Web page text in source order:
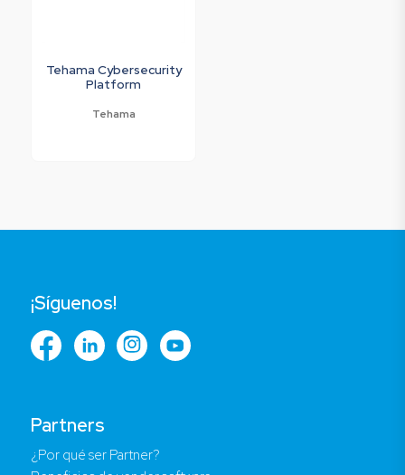
Tehama Cybersecurity
Platform
Tehama
Partners
¿Por qué ser Partner?
¡Síguenos!